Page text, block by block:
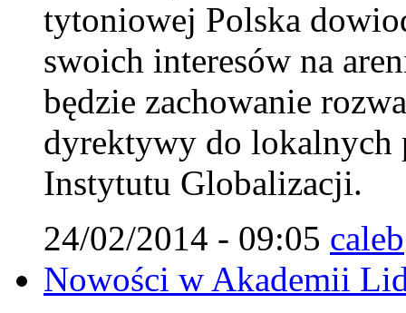
tytoniowej Polska
swoich interesów na
będzie zachowanie
dyrektywy do lokalnych
Instytutu Globalizacji.
24/02/2014 - 09:05 caleb
Nowości w Akademii